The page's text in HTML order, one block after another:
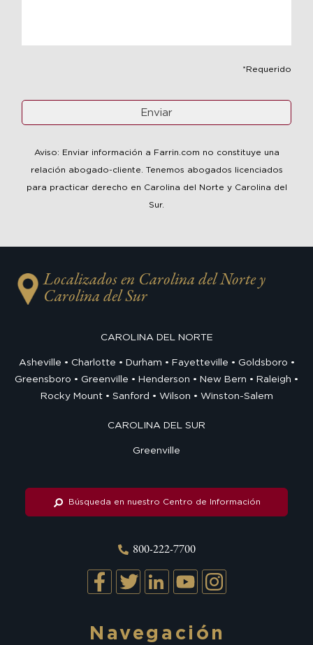
*Requerido
Aviso: Enviar información a Farrin.com no constituye una
relación abogado-cliente. Tenemos abogados licenciados
para practicar derecho en Carolina del Norte y Carolina del
Sur.
Localizados en Carolina del Norte y
Carolina del Sur
CAROLINA DEL NORTE
Asheville Charlotte Durham Fayetteville
Goldsboro
Greensboro
Greenville Henderson New Bern
Raleigh
Rocky Mount
Sanford Wilson Winston-Salem
CAROLINA DEL SUR
Greenville
Búsqueda en nuestro Centro de Información
800-222-7700
Navegación